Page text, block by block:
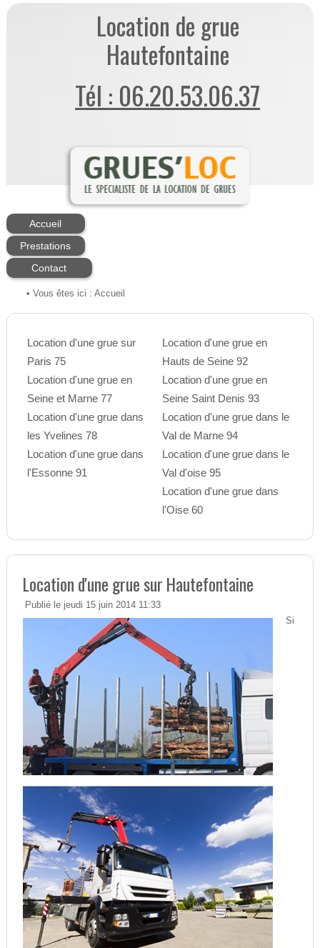
Location de grue
Hautefontaine
Tél : 06.20.53.06.37
Accueil
Prestations
Contact
• Vous êtes ici : Accueil
Location d'une grue sur
Paris 75
Location d'une grue en
Seine et Marne 77
Location d'une grue dans
les Yvelines 78
Location d'une grue dans
l'Essonne 91
Location d'une grue en
Hauts de Seine 92
Location d'une grue en
Seine Saint Denis 93
Location d'une grue dans le
Val de Marne 94
Location d'une grue dans le
Val d'oise 95
Location d'une grue dans
l'Oise 60
Location d'une grue sur Hautefontaine
Publié le jeudi 15 juin 2014 11:33
Si